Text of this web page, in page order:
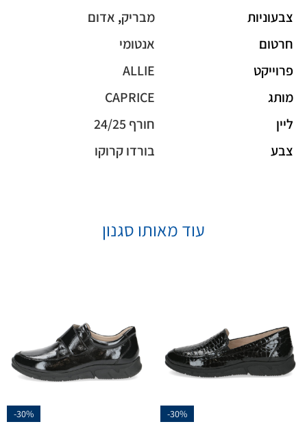
צבעוניות
מבריק, אדום
חרטום
אנטומי
פרוייקט
ALLIE
מותג
CAPRICE
ליין
חורף 24/25
צבע
בורדו קרוקו
עוד מאותו סגנון
-30%
-30%